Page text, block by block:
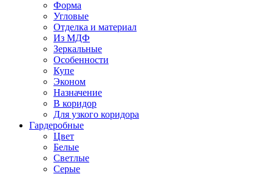
Форма
Угловые
Отделка и материал
Из МДФ
Зеркальные
Особенности
Купе
Эконом
Назначение
В коридор
Для узкого коридора
Гардеробные
Цвет
Белые
Светлые
Серые